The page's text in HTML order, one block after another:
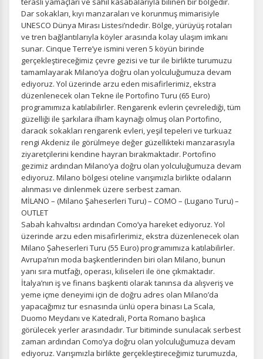
İstatistik Çerezleri
Ziyaretçilerin siteyi nasıl kullandığını anonim olarak
ölçeriz. Hangi sayfaların popüler olduğunu ve
kullanıcıların nerede zorluk yaşadığını anlamamıza
yardımcı olur.
Pazarlama Çerezleri
Size ve ilgi alanlarınıza uygun reklamlar göstermek için
kullanılır. Kapatırsanız reklamları görmeye devam
edersiniz, ancak daha az alakalı olabilirler.
Tercihleri Kaydet
Dar sokakları, kıyı manzaraları ve korunmuş mimarisiyle
UNESCO Dünya Mirası Listesi’ndedir. Bölge, yürüyüş rotaları
ve tren bağlantılarıyla köyler arasında kolay ulaşım imkanı
sunar. Cinque Terre’ye ismini veren 5 köyün birinde
gerçekleştireceğimiz çevre gezisi ve tur ile birlikte turumuzu
tamamlayarak Milano’ya doğru olan yolculuğumuza devam
ediyoruz. Yol üzerinde arzu eden misafirlerimiz, ekstra
düzenlenecek olan Tekne ile Portofino Turu (65 Euro)
programımıza katılabilirler. Rengarenk evlerin çevrelediği, tüm
güzelliği ile şarkılara ilham kaynağı olmuş olan Portofino,
daracık sokakları rengarenk evleri, yeşil tepeleri ve turkuaz
rengi Akdeniz ile görülmeye değer güzellikteki manzarasıyla
ziyaretçilerini kendine hayran bırakmaktadır. Portofino
gezimiz ardından Milano’ya doğru olan yolculuğumuza devam
ediyoruz. Milano bölgesi oteline varışımızla birlikte odaların
alınması ve dinlenmek üzere serbest zaman.
MİLANO – (Milano Şaheserleri Turu) – COMO – (Lugano Turu) –
OUTLET
Sabah kahvaltısı ardından Como’ya hareket ediyoruz. Yol
üzerinde arzu eden misafirlerimiz, ekstra düzenlenecek olan
Milano Şaheserleri Turu (55 Euro) programımıza katılabilirler.
Avrupa’nın moda başkentlerinden biri olan Milano, bunun
yanı sıra mutfağı, operası, kiliseleri ile öne çıkmaktadır.
İtalya’nın iş ve finans başkenti olarak tanınsa da alışveriş ve
yeme içme deneyimi için de doğru adres olan Milano’da
yapacağımız tur esnasında ünlü opera binası La Scala,
Duomo Meydanı ve Katedrali, Porta Romano başlıca
görülecek yerler arasındadır. Tur bitiminde sunulacak serbest
zaman ardından Como’ya doğru olan yolculuğumuza devam
ediyoruz. Varışımızla birlikte gerçekleştireceğimiz turumuzda,